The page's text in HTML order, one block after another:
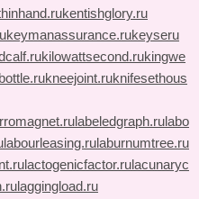
kentishglory.ru
keymanassurance.rukeyseru
kilowattsecond.rukingwe
kneejoint.ruknifesethous
labeledgraph.rulabo
labourleasing.rulaburnumtree.ru
lactogenicfactor.rulacunaryc
laggingload.ru